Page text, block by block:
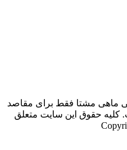
ماهی مشتا فقط برای مقاصد
کلیه حقوق این سایت متعلق